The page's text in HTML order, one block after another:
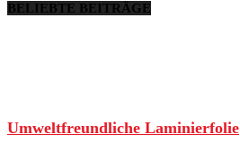
BELIEBTE BEITRÄGE
Umweltfreundliche Laminierfolie